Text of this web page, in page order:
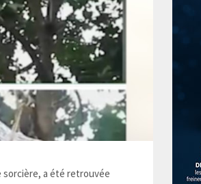
sorcière, a été retrouvée